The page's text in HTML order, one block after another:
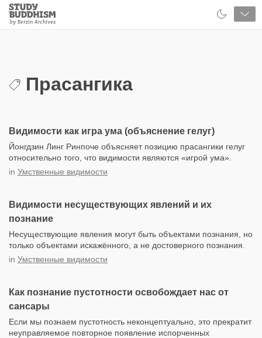
Close
Study
Buddhism
Прасангика
Видимости как игра ума (объяснение гелуг)
Йонгдзин Линг Ринпоче объясняет позицию прасангики гелуг
относительно того, что видимости являются «игрой ума».
in Умственные видимости
Видимости несуществующих явлений и их
познание
Несуществующие явления могут быть объектами познания, но
только объектами искажённого, а не достоверного познания.
in Умственные видимости
Как познание пустотности освобождает нас от
сансары
Если мы познаем пустотность неконцептуально, это прекратит
неуправляемое повторное появление испорченных